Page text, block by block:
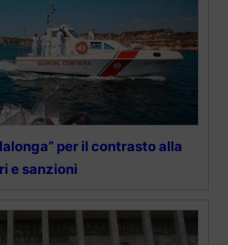
per il contrasto alla
e sanzioni